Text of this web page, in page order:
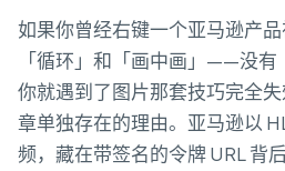
如果你曾经右键一个亚马逊产
「循环」和「画中画」——没
你就遇到了图片那套技巧完全
章单独存在的理由。亚马逊以
频，藏在带签名的令牌 URL 背